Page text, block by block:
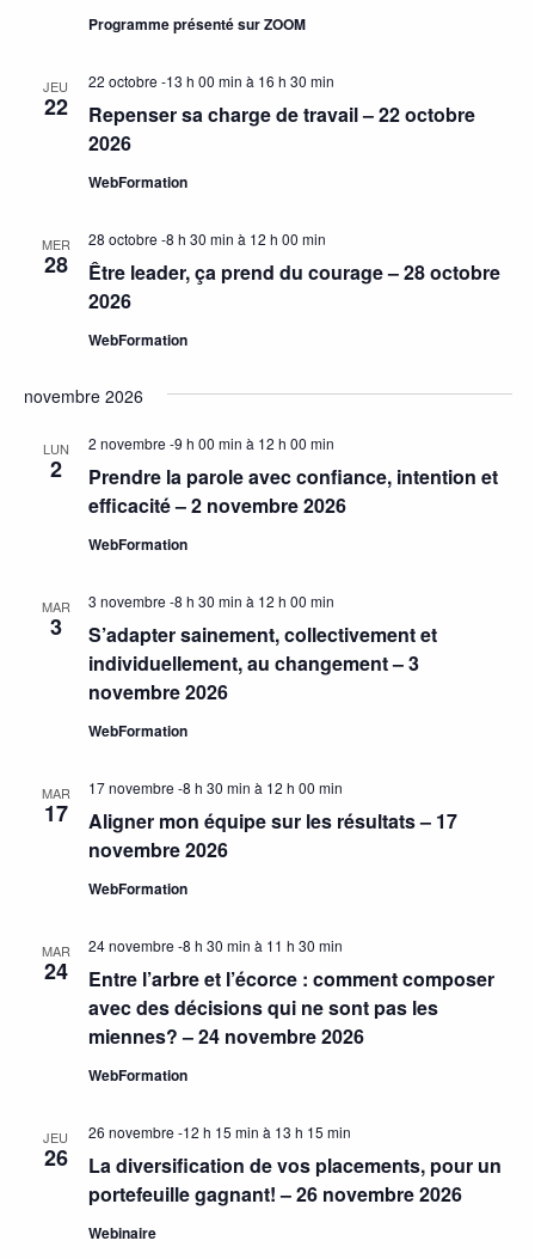
Programme présenté sur ZOOM
JEU
22
Repenser sa charge de travail – 22 octobre
2026
22 octobre -13 h 00 min à 16 h 30 min
WebFormation
MER
28
Être leader, ça prend du courage – 28 octobre
2026
28 octobre -8 h 30 min à 12 h 00 min
WebFormation
novembre 2026
LUN
2
Prendre la parole avec confiance, intention et
efficacité – 2 novembre 2026
2 novembre -9 h 00 min à 12 h 00 min
WebFormation
MAR
3
S’adapter sainement, collectivement et
individuellement, au changement – 3
novembre 2026
3 novembre -8 h 30 min à 12 h 00 min
WebFormation
MAR
17
Aligner mon équipe sur les résultats – 17
novembre 2026
17 novembre -8 h 30 min à 12 h 00 min
WebFormation
MAR
24
Entre l’arbre et l’écorce : comment composer
avec des décisions qui ne sont pas les
miennes? – 24 novembre 2026
24 novembre -8 h 30 min à 11 h 30 min
WebFormation
JEU
26
La diversification de vos placements, pour un
portefeuille gagnant! – 26 novembre 2026
26 novembre -12 h 15 min à 13 h 15 min
Webinaire